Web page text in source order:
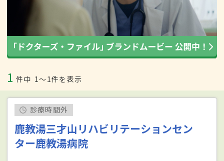
1 件中 1〜1件を表示
診療時間外
鹿教湯三才山リハビリテーションセン
ター鹿教湯病院